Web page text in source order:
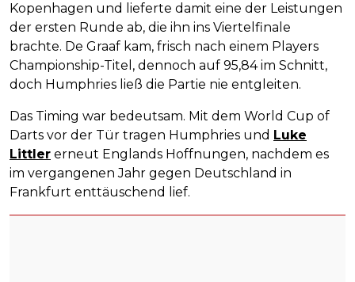
Kopenhagen und lieferte damit eine der Leistungen
der ersten Runde ab, die ihn ins Viertelfinale
brachte. De Graaf kam, frisch nach einem Players
Championship-Titel, dennoch auf 95,84 im Schnitt,
doch Humphries ließ die Partie nie entgleiten.
Das Timing war bedeutsam. Mit dem World Cup of
Darts vor der Tür tragen Humphries und Luke
Littler erneut Englands Hoffnungen, nachdem es
im vergangenen Jahr gegen Deutschland in
Frankfurt enttäuschend lief.